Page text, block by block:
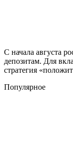
С начала августа
депозитам. Для
стратегия
Популярное